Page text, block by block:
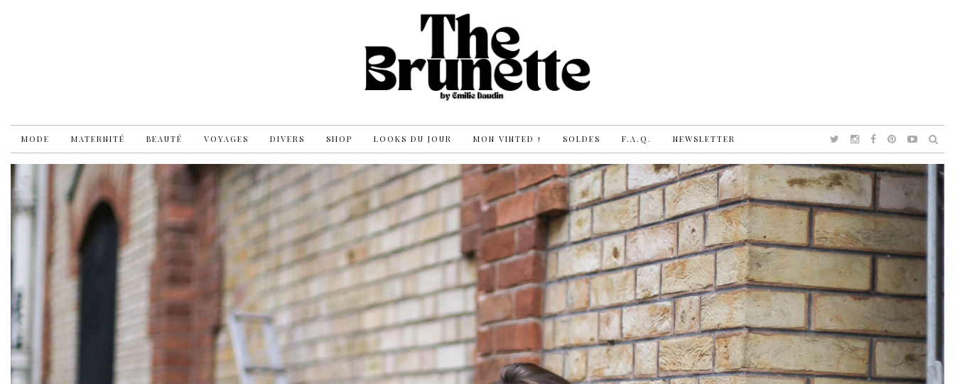
MODE MATERNITÉ BEAUTÉ VOYAGES DIVERS SHOP LOOKS DU JOUR MON VINTED ! SOLDES F.A.Q. NEWSLETTER